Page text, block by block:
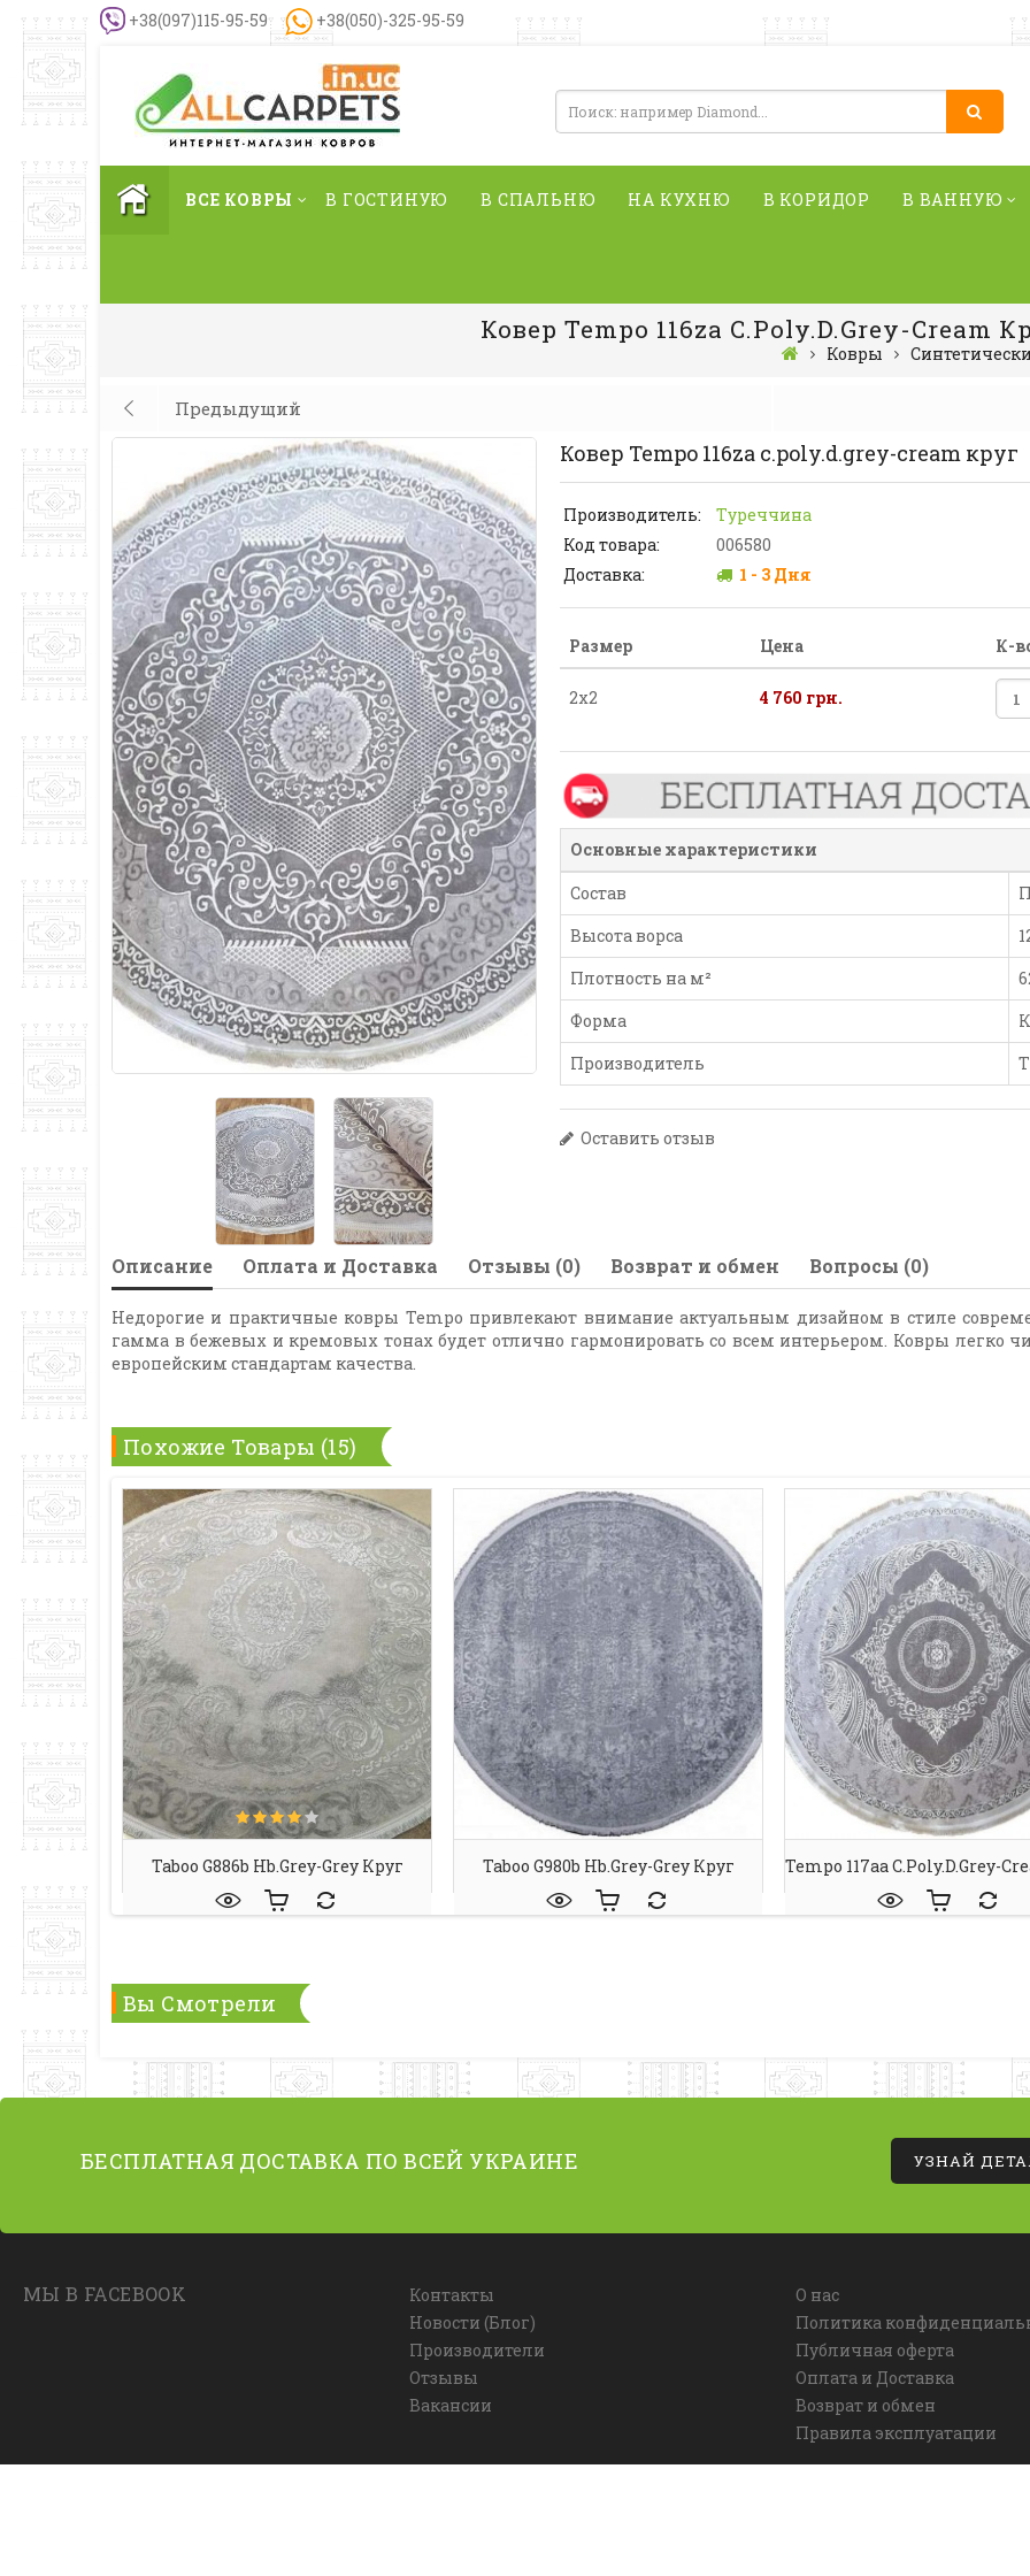
+38(097)115-95-59 +38(050)-325-95-59
ВСЕ КОВРЫ В ГОСТИНУЮ В СПАЛЬНЮ НА КУХНЮ В КОРИДОР В ВАННУЮ
Ковер Tempo 116za C.poly.d.grey-Cream
Ковры
Предыдущий
Ковер Tempo 116za c.poly.d.grey-cream круг
Производитель:
Туреччина
Код товара:
006580
Доставка:
1 - 3 Дня
Размер Цена К-
2х2 4 760 грн.
Основные характеристики
Состав
Высота ворса
Плотность на м²
Форма
Производитель
Оставить отзыв
Описание Оплата и Доставка Отзывы (0) Возврат и обмен Вопросы (0)
Недорогие и практичные ковры Tempo привлекают внимание актуальным дизайном в стиле
гамма в бежевых и кремовых тонах будет отлично гармонировать со всем интерьером. Ковры легко
европейским стандартам качества.
Похожие Товары (15)
Taboo G886b Hb.grey-Grey Круг Taboo G980b Hb.grey-Grey Круг
Вы Смотрели
БЕСПЛАТНАЯ ДОСТАВКА ПО ВСЕЙ УКРАИНЕ УЗНАЙ
МЫ В FACEBOOK
Контакты
Новости (Блог)
Производители
Отзывы
Вакансии
О нас
Политика
Публичная оферта
Оплата и Доставка
Возврат и обмен
Правила эксплуатации